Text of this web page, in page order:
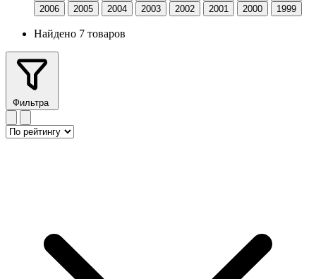
2006
2005 2004 2003 2002 2001 2000 1999
Найдено 7 товаров
Фильтра